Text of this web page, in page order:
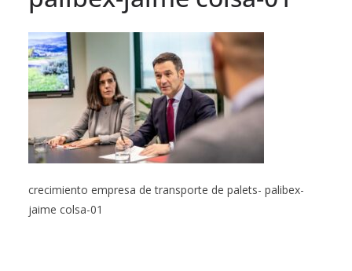
crecimiento empresa de transporte de palets- palibex-
jaime colsa-01